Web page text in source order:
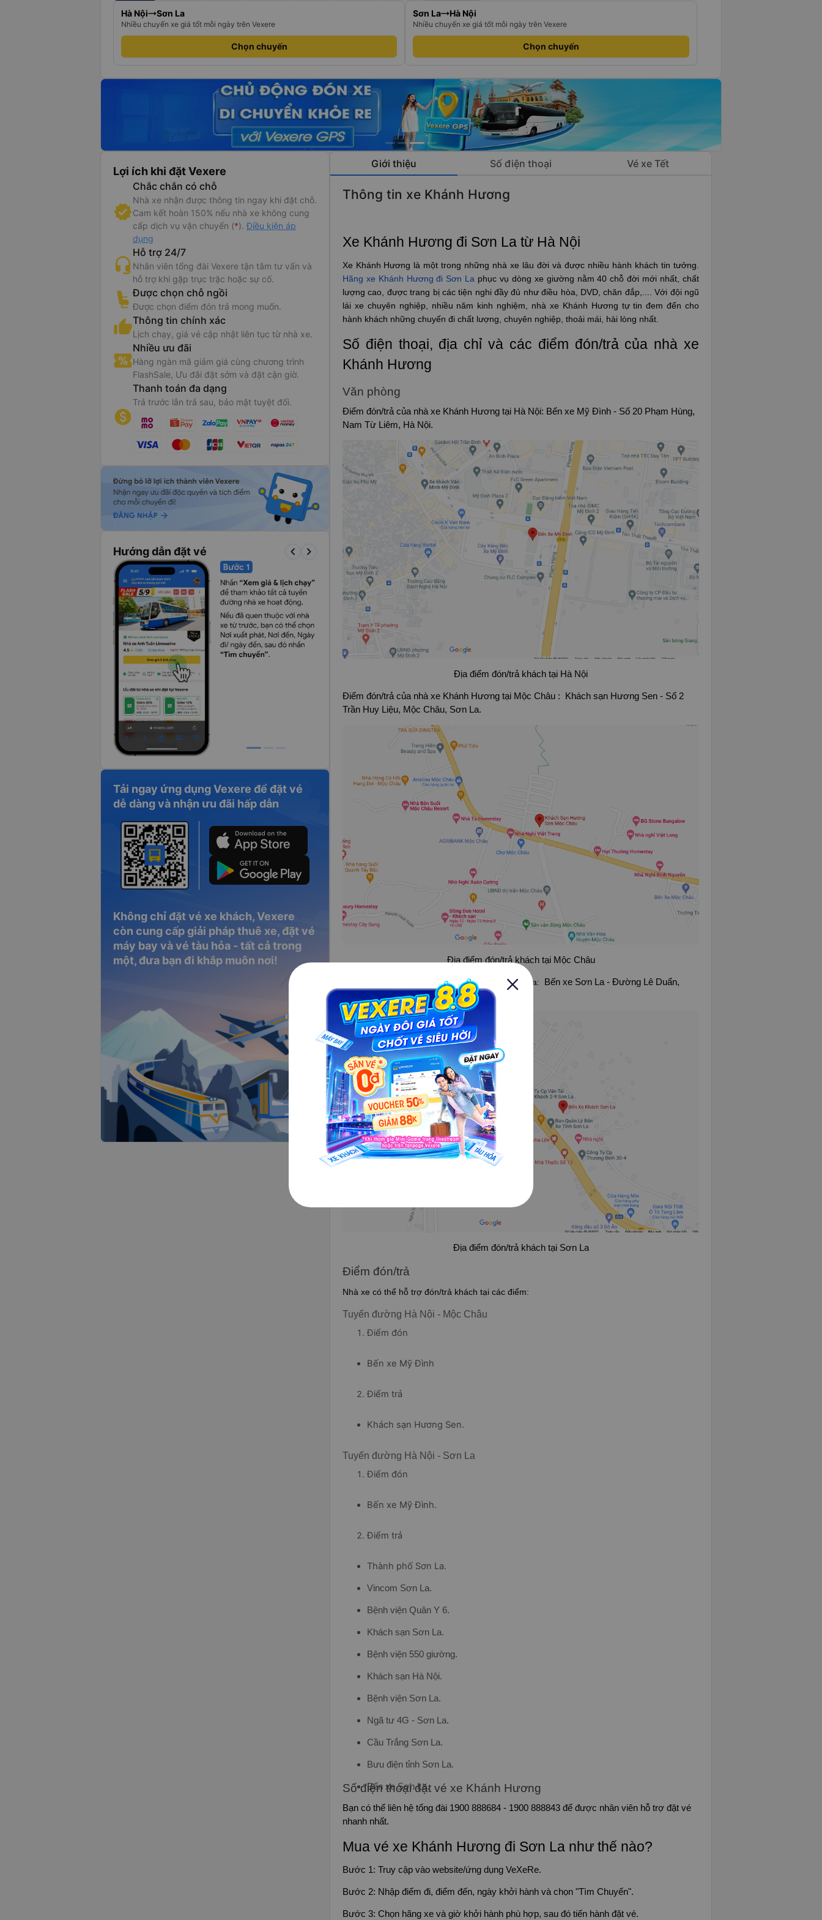
Hà Nội Sơn La
Nhiều chuyến xe giá tốt mỗi ngày trên Vexere
Chọn chuyến
Sơn La Hà Nội
Nhiều chuyến xe giá tốt mỗi ngày trên Vexere
Chọn chuyến
Lợi ích khi đặt Vexere
Chắc chắn có chỗ
Nhà xe nhận được thông tin ngay khi đặt chỗ.
Cam kết hoàn 150% nếu nhà xe không cung
cấp dịch vụ vận chuyển (*). Điều kiện áp
dụng
Hỗ trợ 24/7
Nhân viên tổng đài Vexere tận tâm tư vấn và
hỗ trợ khi gặp trục trặc hoặc sự cố.
Được chọn chỗ ngồi
Được chọn điểm đón trả mong muốn.
Thông tin chính xác
Lịch chạy, giá vé cập nhật liên tục từ nhà xe.
Nhiều ưu đãi
Hàng ngàn mã giảm giá cùng chương trình
FlashSale, Ưu đãi đặt sớm và đặt cận giờ.
Thanh toán đa dạng
Trả trước lẫn trả sau, bảo mật tuyệt đối.
Hướng dẫn đặt vé keyboard_arrow_left keyboard_arrow_right
Tải ngay ứng dụng Vexere để đặt vé
dễ dàng và nhận ưu đãi hấp dẫn
Không chỉ đặt vé xe khách, Vexere
còn cung cấp giải pháp thuê xe, đặt vé
máy bay và vé tàu hỏa - tất cả trong
một, đưa bạn đi khắp muôn nơi!
Giới thiệu Số điện thoại Vé xe Tết
Thông tin xe Khánh Hương
Xe Khánh Hương đi Sơn La từ Hà Nội
Xe Khánh Hương là một trong những nhà xe lâu đời và được nhiều hành khách tin tưởng.
Hãng xe Khánh Hương đi Sơn La phục vụ dòng xe giường nằm 40 chỗ đời mới nhất, chất
lượng cao, được trang bị các tiện nghi đầy đủ như điều hòa, DVD, chăn đắp,.... Với đội ngũ
lái xe chuyên nghiệp, nhiều năm kinh nghiệm, nhà xe Khánh Hương tự tin đem đến cho
hành khách những chuyến đi chất lượng, chuyên nghiệp, thoải mái, hài lòng nhất.
Số điện thoại, địa chỉ và các điểm đón/trả của nhà xe
Khánh Hương
Văn phòng
Điểm đón/trả của nhà xe Khánh Hương tại Hà Nội: Bến xe Mỹ Đình - Số 20 Phạm Hùng,
Nam Từ Liêm, Hà Nội.
Địa điểm đón/trả khách tại Hà Nội
Điểm đón/trả của nhà xe Khánh Hương tại Mộc Châu : Khách sạn Hương Sen - Số 2
Trần Huy Liệu, Mộc Châu, Sơn La.
Địa điểm đón/trả khách tại Mộc Châu
Điểm đón/trả của nhà xe Khánh Hương tại Sơn La: Bến xe Sơn La - Đường Lê Duẩn,
Chiềng Sinh, Sơn La.
Địa điểm đón/trả khách tại Sơn La
Điểm đón/trả
Nhà xe có thể hỗ trợ đón/trả khách tại các điểm:
Tuyến đường Hà Nội - Mộc Châu
Điểm đón
Bến xe Mỹ Đình
Điểm trả
Khách sạn Hương Sen.
Tuyến đường Hà Nội - Sơn La
Điểm đón
Bến xe Mỹ Đình.
Điểm trả
Thành phố Sơn La.
Vincom Sơn La.
Bệnh viện Quân Y 6.
Khách sạn Sơn La.
Bệnh viện 550 giường.
Khách sạn Hà Nội.
Bệnh viện Sơn La.
Ngã tư 4G - Sơn La.
Cầu Trắng Sơn La.
Bưu điện tỉnh Sơn La.
Bến xe Sơn La.
Số điện thoại đặt vé xe Khánh Hương
Bạn có thể liên hệ tổng đài 1900 888684 - 1900 888843 để được nhân viên hỗ trợ đặt vé
nhanh nhất.
Mua vé xe Khánh Hương đi Sơn La như thế nào?
Bước 1: Truy cập vào website/ứng dụng VeXeRe.
Bước 2: Nhập điểm đi, điểm đến, ngày khởi hành và chọn "Tìm Chuyến".
Bước 3: Chọn hãng xe và giờ khởi hành phù hợp, sau đó tiến hành đặt vé.